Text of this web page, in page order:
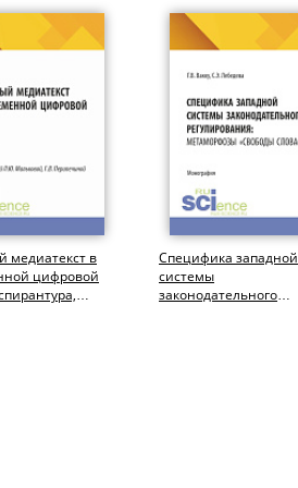
медиатекст в
цифровой
Специфика западной
системы
законодательного